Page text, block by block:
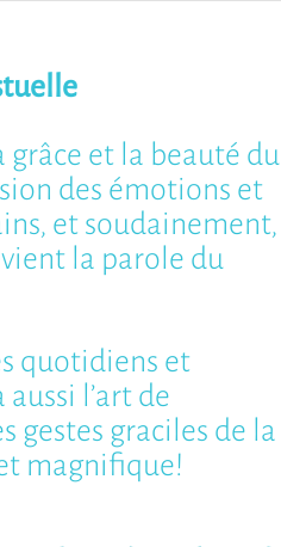
grâce et la beauté du
des émotions et
et soudainement,
la parole du
quotidiens et
l’art de
gestes graciles de la
magnifique!